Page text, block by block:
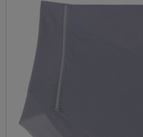
WOMEN
カテゴリから探す
レッグウェア
レッグウエア
レッグウエア